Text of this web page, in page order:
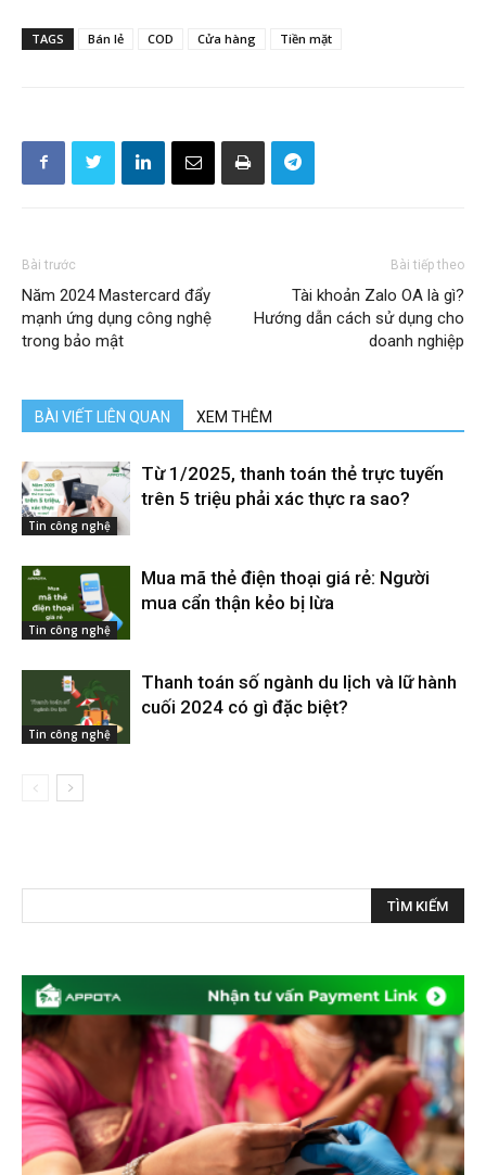
TAGS Bán lẻ COD Cửa hàng Tiền mặt
Bài trước
Năm 2024 Mastercard đẩy
mạnh ứng dụng công nghệ
trong bảo mật
Bài tiếp theo
Tài khoản Zalo OA là gì?
Hướng dẫn cách sử dụng cho
doanh nghiệp
BÀI VIẾT LIÊN QUAN XEM THÊM
Tin công nghệ
Từ 1/2025, thanh toán thẻ trực tuyến
trên 5 triệu phải xác thực ra sao?
Tin công nghệ
Mua mã thẻ điện thoại giá rẻ: Người
mua cẩn thận kẻo bị lừa
Tin công nghệ
Thanh toán số ngành du lịch và lữ hành
cuối 2024 có gì đặc biệt?